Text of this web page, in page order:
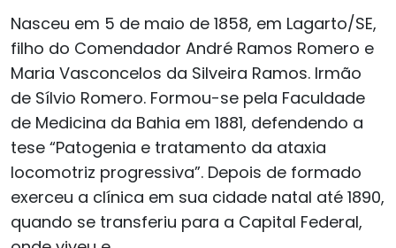
Nasceu em 5 de maio de 1858, em Lagarto/SE,
filho do Comendador André Ramos Romero e
Maria Vasconcelos da Silveira Ramos. Irmão
de Sílvio Romero. Formou-se pela Faculdade
de Medicina da Bahia em 1881, defendendo a
tese “Patogenia e tratamento da ataxia
locomotriz progressiva”. Depois de formado
exerceu a clínica em sua cidade natal até 1890,
quando se transferiu para a Capital Federal,